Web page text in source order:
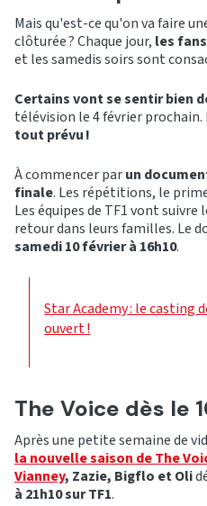
Mais qu'est-ce qu'on va faire
clôturée ? Chaque jour, les
et les samedis soirs sont
Certains vont se sentir bien
télévision le 4 février prochain.
tout prévu !
À commencer parun
finale. Les répétitions, le
Les équipes de TF1 vont
retour dans leurs familles. Le
samedi 10 février à 16h10.
Star Academy : le casting
ouvert !
The Voice dès le
Après une petite semaine de
la nouvelle saison de The
Vianney, Zazie, Bigflo et Oli
à 21h10 sur TF1.